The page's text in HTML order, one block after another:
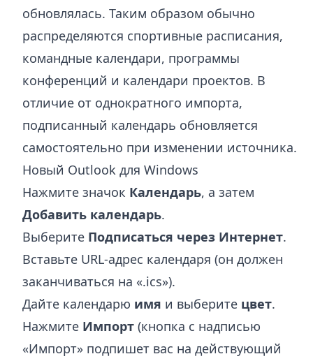
обновлялась. Таким образом обычно
распределяются спортивные расписания,
командные календари, программы
конференций и календари проектов. В
отличие от однократного импорта,
подписанный календарь обновляется
самостоятельно при изменении источника.
Новый Outlook для Windows
Нажмите значок Календарь, а затем
Добавить календарь.
Выберите Подписаться через Интернет.
Вставьте URL-адрес календаря (он должен
заканчиваться на «.ics»).
Дайте календарю имя и выберите цвет.
Нажмите Импорт (кнопка с надписью
«Импорт» подпишет вас на действующий